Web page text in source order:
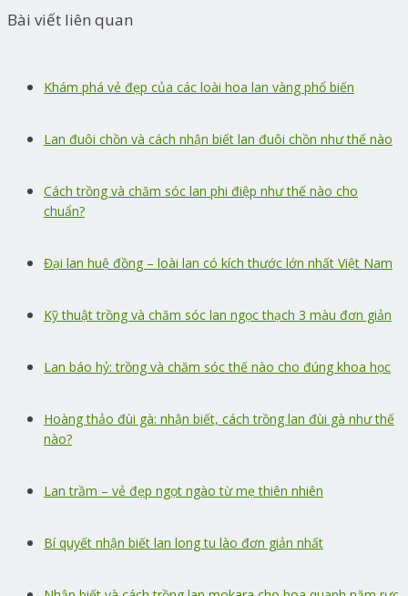
Bài viết liên quan
Khám phá vẻ đẹp của các loài hoa lan vàng phổ biến
Lan đuôi chồn và cách nhận biết lan đuôi chồn như thế nào
Cách trồng và chăm sóc lan phi điệp như thế nào cho
chuẩn?
Đại lan huệ đồng – loài lan có kích thước lớn nhất Việt Nam
Kỹ thuật trồng và chăm sóc lan ngọc thạch 3 màu đơn giản
Lan báo hỷ: trồng và chăm sóc thế nào cho đúng khoa học
Hoàng thảo đùi gà: nhận biết, cách trồng lan đùi gà như thế
nào?
Lan trầm – vẻ đẹp ngọt ngào từ mẹ thiên nhiên
Bí quyết nhận biết lan long tu lào đơn giản nhất